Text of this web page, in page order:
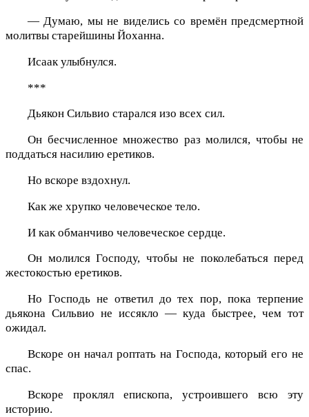
— Думаю, мы не виделись со времён предсмертной
молитвы старейшины Йоханна.
Исаак улыбнулся.
***
Дьякон Сильвио старался изо всех сил.
Он бесчисленное множество раз молился, чтобы не
поддаться насилию еретиков.
Но вскоре вздохнул.
Как же хрупко человеческое тело.
И как обманчиво человеческое сердце.
Он молился Господу, чтобы не поколебаться перед
жестокостью еретиков.
Но Господь не ответил до тех пор, пока терпение
дьякона Сильвио не иссякло — куда быстрее, чем тот
ожидал.
Вскоре он начал роптать на Господа, который его не
спас.
Вскоре проклял епископа, устроившего всю эту
историю.